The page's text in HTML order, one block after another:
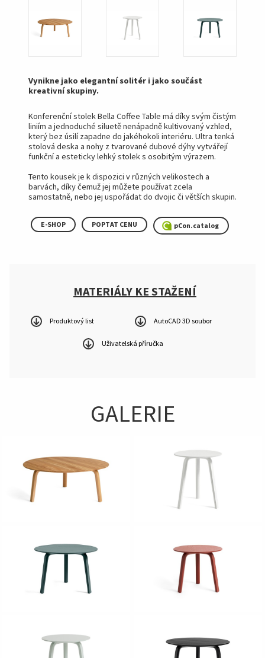
Vynikne jako elegantní solitér i jako součást
kreativní skupiny.
Konferenční stolek Bella Coffee Table má díky svým čistým
liniím a jednoduché siluetě nenápadně kultivovaný vzhled,
který bez úsilí zapadne do jakéhokoli interiéru. Ultra tenká
stolová deska a nohy z tvarované dubové dýhy vytvářejí
funkční a esteticky lehký stolek s osobitým výrazem.
Tento kousek je k dispozici v různých velikostech a
barvách, díky čemuž jej můžete používat zcela
samostatně, nebo jej uspořádat do dvojic či větších skupin.
E-SHOP POPTAT CENU pCon.catalog
MATERIÁLY KE STAŽENÍ
Produktový list AutoCAD 3D soubor
Uživatelská příručka
GALERIE